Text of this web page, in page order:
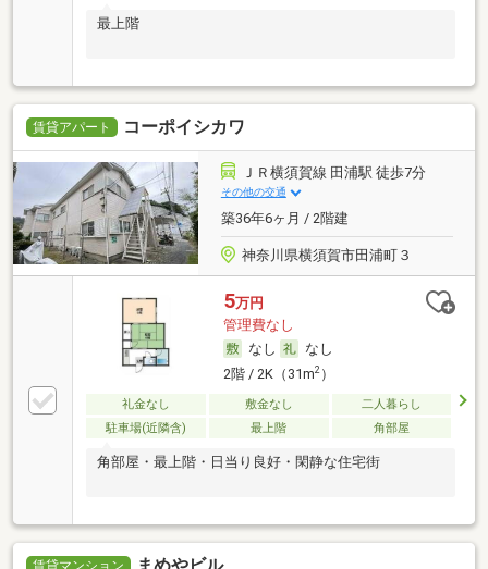
最上階
賃貸アパート コーポイシカワ
ＪＲ横須賀線 田浦駅 徒歩7分
その他の交通
築36年6ヶ月 / 2階建
神奈川県横須賀市田浦町３
5万円
管理費なし
なし
なし
2階 / 2K（31m2）
礼金なし 敷金なし
二人暮らし
駐車場(近隣含)
最上階 角部屋
角部屋・最上階・日当り良好・閑静な住宅街